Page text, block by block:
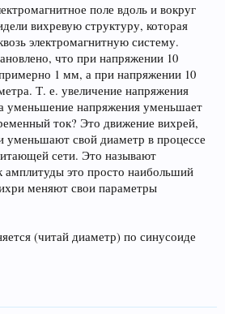
поле вдоль и вокруг
вихревую структуру, которая
электромагнитную систему.
что при напряжении 10
1 мм, а при напряжении 10
Т. е. увеличение напряжения
уменьшение напряжения уменьшает
ток? Это движение вихрей,
уменьшают свой диаметр в процессе
сети. Это называют
амплитуды это просто наибольший
меняют свои параметры
(читай диаметр) по синусоиде